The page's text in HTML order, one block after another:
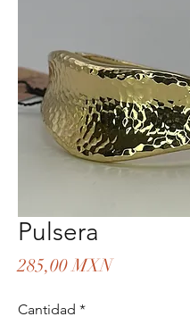
Pulsera
285,00 MXNPrecio
Cantidad *